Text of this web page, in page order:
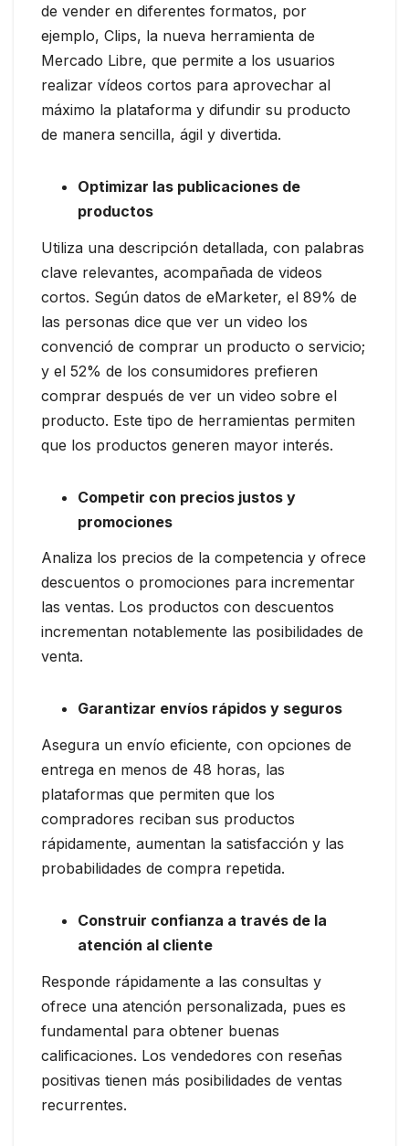
de vender en diferentes formatos, por
ejemplo, Clips, la nueva herramienta de
Mercado Libre, que permite a los usuarios
realizar vídeos cortos para aprovechar al
máximo la plataforma y difundir su producto
de manera sencilla, ágil y divertida.
Optimizar las publicaciones de
productos
Utiliza una descripción detallada, con palabras
clave relevantes, acompañada de videos
cortos. Según datos de eMarketer, el 89% de
las personas dice que ver un video los
convenció de comprar un producto o servicio;
y el 52% de los consumidores prefieren
comprar después de ver un video sobre el
producto. Este tipo de herramientas permiten
que los productos generen mayor interés.
Competir con precios justos y
promociones
Analiza los precios de la competencia y ofrece
descuentos o promociones para incrementar
las ventas. Los productos con descuentos
incrementan notablemente las posibilidades de
venta.
Garantizar envíos rápidos y seguros
Asegura un envío eficiente, con opciones de
entrega en menos de 48 horas, las
plataformas que permiten que los
compradores reciban sus productos
rápidamente, aumentan la satisfacción y las
probabilidades de compra repetida.
Construir confianza a través de la
atención al cliente
Responde rápidamente a las consultas y
ofrece una atención personalizada, pues es
fundamental para obtener buenas
calificaciones. Los vendedores con reseñas
positivas tienen más posibilidades de ventas
recurrentes.